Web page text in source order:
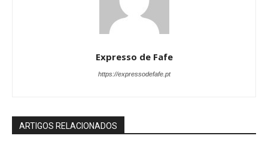
Expresso de Fafe
https://expressodefafe.pt
ARTIGOS RELACIONADOS